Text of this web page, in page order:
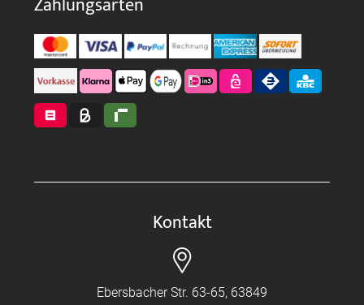
Kontakt
Ebersbacher Str. 63-65, 63849